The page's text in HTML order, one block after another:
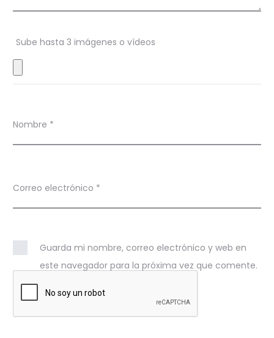
s
Sube hasta 3 imágenes o vídeos
Nombre *
Correo electrónico *
Guarda mi nombre, correo electrónico y web en
este navegador para la próxima vez que comente.